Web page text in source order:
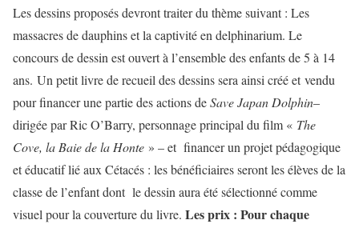
Les dessins proposés devront traiter du thème suivant : Les
massacres de dauphins et la captivité en delphinarium. Le
concours de dessin est ouvert à l’ensemble des enfants de 5 à 14
ans. Un petit livre de recueil des dessins sera ainsi créé et vendu
pour financer une partie des actions deSave Japan Dolphin–
dirigée par Ric O’Barry, personnage principal du film « The
Cove, la Baie de la Honte » – et financer un projet pédagogique
et éducatif lié aux Cétacés : les bénéficiaires seront les élèves de la
classe de l’enfant dont le dessin aura été sélectionné comme
visuel pour la couverture du livre. Les prix : Pour chaque